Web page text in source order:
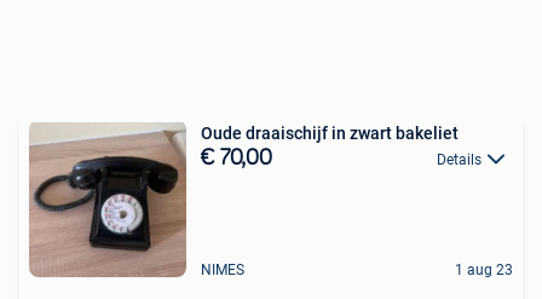
Oude draaischijf in zwart bakeliet
€ 70,00 Details
NIMES 1 aug 23